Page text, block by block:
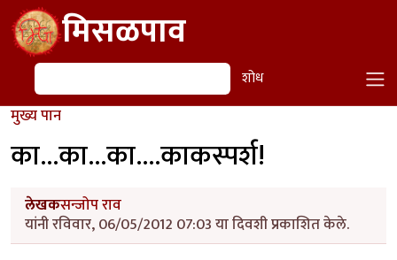
Skip to main contentमिसळपाव
शोध शोध
मुख्य पान
का...का...का....काकस्पर्श!
लेखकसन्जोप राव
यांनी रविवार, 06/05/2012 07:03 या दिवशी प्रकाशित केले.